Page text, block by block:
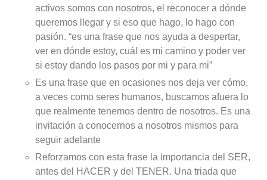
activos somos con nosotros, el reconocer a dónde
queremos llegar y si eso que hago, lo hago con
pasión. “es una frase que nos ayuda a despertar,
ver en dónde estoy, cuál es mi camino y poder ver
si estoy dando los pasos por mi y para mi”
Es una frase que en ocasiones nos deja ver cómo,
a veces como seres humanos, buscamos afuera lo
que realmente tenemos dentro de nosotros. Es una
invitación a conocernos a nosotros mismos para
seguir adelante
Reforzamos con esta frase la importancia del SER,
antes del HACER y del TENER. Una triada que